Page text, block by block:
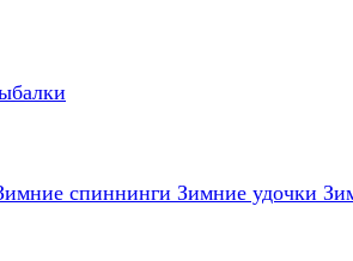
спиннинги Зимние удочки